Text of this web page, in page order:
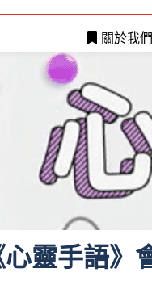
關於我們
心靈手語